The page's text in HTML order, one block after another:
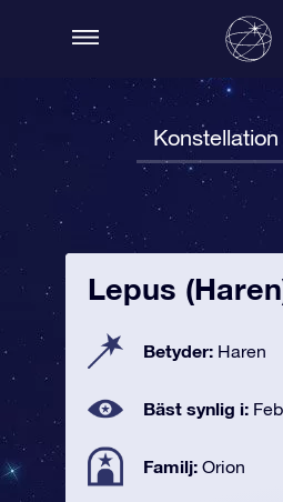
Lepus
Betyder: Haren
Bäst synlig i:
Familj: Orion